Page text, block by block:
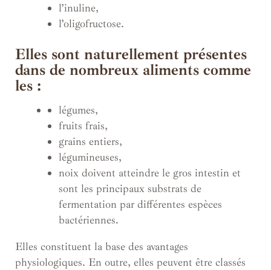
l’inuline,
l’oligofructose.
Elles sont naturellement présentes
dans de nombreux aliments comme
les :
légumes,
fruits frais,
grains entiers,
légumineuses,
noix doivent atteindre le gros intestin et
sont les principaux substrats de
fermentation par différentes espèces
bactériennes.
Elles constituent la base des avantages
physiologiques. En outre, elles peuvent être classés